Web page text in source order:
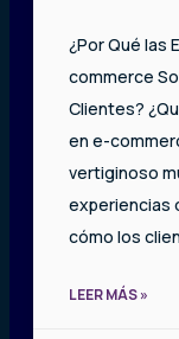
¿Por Qué las
commerce
Clientes?
en e-
vertiginoso
experiencias
cómo los
LEER MÁS »